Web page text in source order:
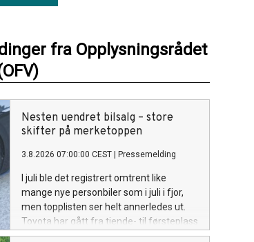
fra Opplysningsrådet
Nesten uendret bilsalg – store
skifter på merketoppen
3.8.2026 07:00:00 CEST Pressemelding
I juli ble det registrert omtrent like
mange nye personbiler som i juli i fjor,
men topplisten ser helt annerledes ut.
Toyota har gått fra tiende- til førsteplass
og Xpeng fra trettende- til tredjeplass,